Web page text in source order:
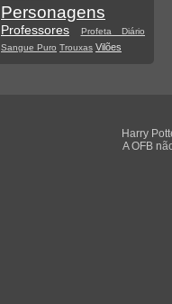
Personagens
Professores
Profeta Diário
Sangue Puro Trouxas Vilões
Harry
A OFB